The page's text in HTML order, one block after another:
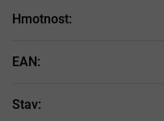
Hmotnost:
EAN:
Stav: